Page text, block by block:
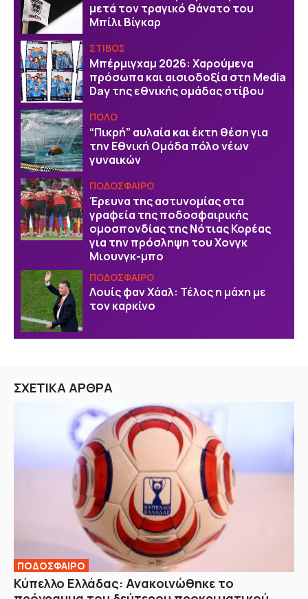
μετά τον τραγικό θάνατο του
Μπίλι Βίγκαρ
ΣΤΙΒΟΣ
Μπέρμιγχαμ 2026: Χαρούμενα
πρόσωπα και αισιοδοξία στη Media
Day της εθνικής ομάδας στίβου
ΠΟΛΟ
“Πικρή” αυλαία και έκτη θέση για
την Εθνική Ομάδα πόλο νέων
γυναικών
ΠΟΔΟΣΦΑΙΡΟ
Έρευνα της αστυνομίας στα
γραφεία της ποδοσφαιρικής
ομοσπονδίας της Νότιας Κορέας
για την πρόσληψη του Χονγκ
Μιουνγκ-μπο
ΠΟΔΟΣΦΑΙΡΟ
Λουίς φαν Χάαλ: Τέλος η μάχη με
τον καρκίνο
ΣΧΕΤΙΚΑ ΑΡΘΡΑ
ΠΟΔΟΣΦΑΙΡΟ
Κύπελλο Ελλάδας: Ανακοινώθηκε το